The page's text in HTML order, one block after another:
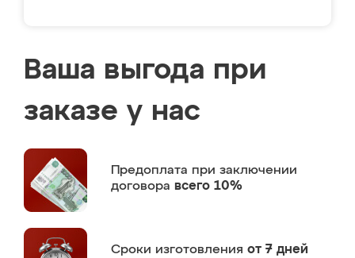
Ваша выгода при
заказе у нас
Предоплата при заключении
договора всего 10%
Сроки изготовления от 7 дней